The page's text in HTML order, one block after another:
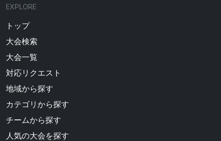
EXPLORE
トップ
大会検索
大会一覧
対応リクエスト
地域から探す
カテゴリから探す
チームから探す
人気の大会を探す